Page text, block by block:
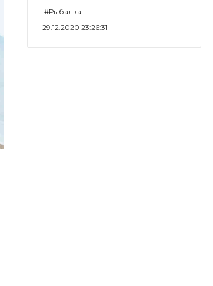
#Рыбалка
29.12.2020 23:26:31